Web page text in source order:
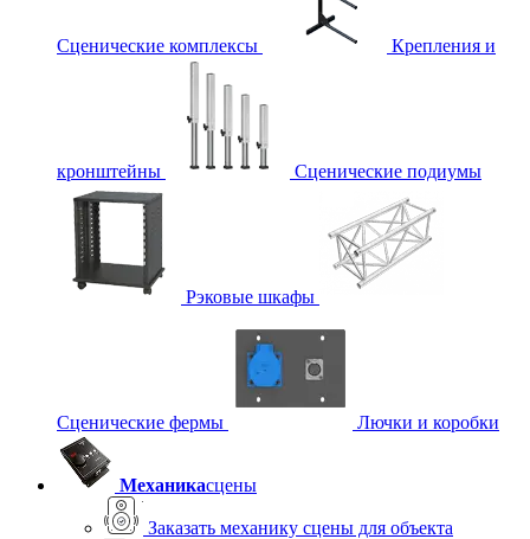
Сценические комплексы Крепления и
кронштейны Сценические подиумы
Рэковые шкафы
Сценические фермы Лючки и коробки
Механикасцены
Заказать механику сцены для объекта